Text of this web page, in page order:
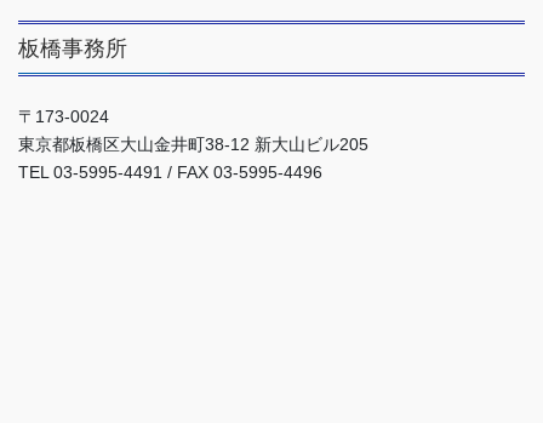
板橋事務所
〒173-0024
東京都板橋区大山金井町38-12 新大山ビル205
TEL 03-5995-4491 / FAX 03-5995-4496